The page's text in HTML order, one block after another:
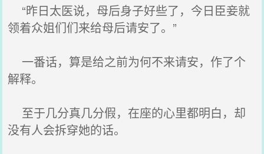
“昨日太医说，母后身子好些了，今日臣妾就
领着众姐们们来给母后请安了。”
一番话，算是给之前为何不来请安，作了个
解释。
至于几分真几分假，在座的心里都明白，却
没有人会拆穿她的话。